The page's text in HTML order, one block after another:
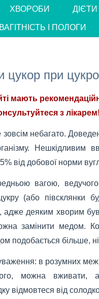
ХВОРОБИ ДІЄТИ
ВАГІТНІСТЬ І ПОЛОГИ
цукор при
мають
з
небагато.
Нешкідливим
від добової норми
вагою,
(або півсклянки
адже деяким хворим
замінити медом.
подобається більше,
в розумних
можна вживати,
відмовтеся від